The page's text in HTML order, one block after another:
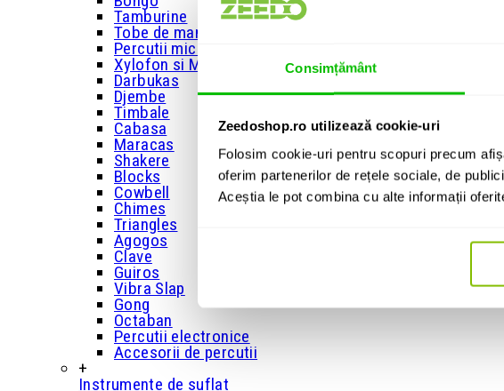
Consimțământ
Zeedoshop.ro utilizează cookie-uri
Folosim cookie-uri pentru scopuri precum
oferim partenerilor de rețele sociale, de
Aceștia le pot combina cu alte informații
Tamburine
Tobe de mana
Percutii mici
Xylofon si Metalofon
Darbukas
Djembe
Timbale
Cabasa
Maracas
Shakere
Blocks
Cowbell
Chimes
Triangles
Agogos
Clave
Guiros
Vibra Slap
Gong
Octaban
Percutii electronice
Accesorii de percutii
+
Instrumente de suflat